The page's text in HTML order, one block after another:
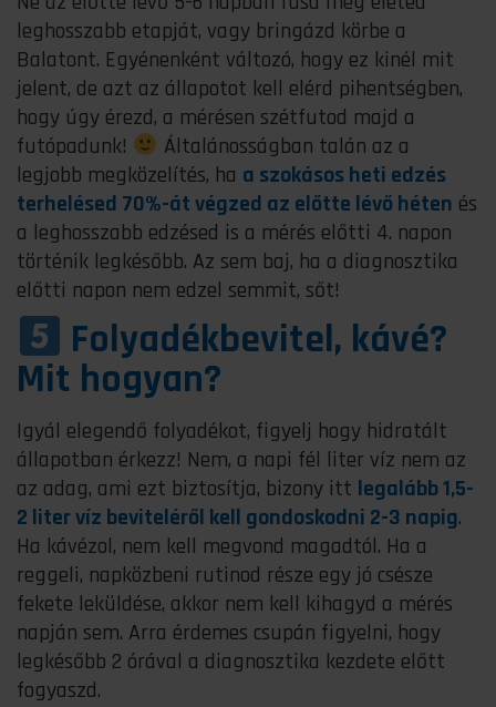
leghosszabb etapját, vagy bringázd körbe a
Balatont. Egyénenként változó, hogy ez kinél mit
jelent, de azt az állapotot kell elérd pihentségben,
hogy úgy érezd, a mérésen szétfutod majd a
futópadunk!
Általánosságban talán az a
legjobb megközelítés, ha a szokásos heti edzés
terhelésed 70%-át végzed az előtte lévő héten és
a leghosszabb edzésed is a mérés előtti 4. napon
történik legkésőbb. Az sem baj, ha a diagnosztika
előtti napon nem edzel semmit, sőt!
Folyadékbevitel, kávé?
Mit hogyan?
Igyál elegendő folyadékot, figyelj hogy hidratált
állapotban érkezz! Nem, a napi fél liter víz nem az
az adag, ami ezt biztosítja, bizony itt legalább 1,5-
2 liter víz beviteléről kell gondoskodni 2-3 napig.
Ha kávézol, nem kell megvond magadtól. Ha a
reggeli, napközbeni rutinod része egy jó csésze
fekete leküldése, akkor nem kell kihagyd a mérés
napján sem. Arra érdemes csupán figyelni, hogy
legkésőbb 2 órával a diagnosztika kezdete előtt
fogyaszd.